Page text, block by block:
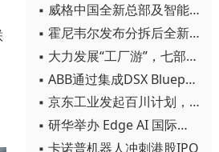
▪ 威格中国全新总部及智能工厂启用
▪ 霍尼韦尔发布分拆后全新品牌：霍尼韦尔科技与霍尼韦尔航空航天
▪ 大力发展“工厂游”，七部门联合发文！
▪ ABB通过集成DSX Blueprint AI基础设施，扩大与英伟达的合作
▪ 京东工业发起百川计划， 构建工业大模型新生态
▪ 研华举办 Edge AI 国际论坛
▪ 卡诺普机器人冲刺港股IPO